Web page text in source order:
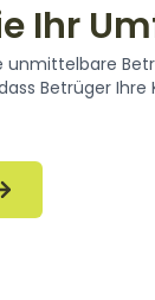
Ihr
Betrüger